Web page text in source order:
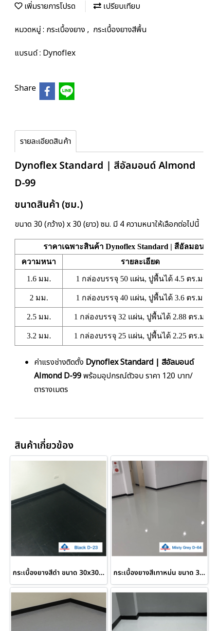
เพิ่มรายการโปรด
เปรียบเทียบ
หมวดหมู่ : กระเบื้องยาง, กระเบื้องยางสีพื้น
แบรนด์ : Dynoflex
Share
รายละเอียดสินค้า
Dynoflex Standard | สีอัลมอนด์ Almond
D-99
ขนาดสินค้า (ซม.)
ขนาด 30 (กว้าง) x 30 (ยาว) ซม. มี 4 ความหนาให้เลือกต่อไปนี้
ราคาเฉพาะสินค้า Dynoflex Standard | สีอัลมอนด์
ความหนา
รายละเอียด
1.6 มม. 1 กล่องบรรจุ 50 แผ่น, ปูพื้นได้ 4.5 ตร.ม.
2 มม. 1 กล่องบรรจุ 40 แผ่น, ปูพื้นได้ 3.6 ตร.ม.
2.5 มม. 1 กล่องบรรจุ 32 แผ่น, ปูพื้นได้ 2.88 ตร.ม.
3.2 มม. 1 กล่องบรรจุ 25 แผ่น, ปูพื้นได้ 2.25 ตร.ม.
ค่าแรงช่างติดตั้ง Dynoflex Standard | สีอัลมอนด์
Almond D-99พร้อมอุปกรณ์ตัวจบ ราคา 120 บาท/
ตารางเมตร
สินค้าเกี่ยวข้อง
กระเบื้องยางสีดำ ขนาด 30x30 ซม. Black D-23 กระเบื้องยางสีเทาหม่น ขนาด 30x30 ซม. Misty Grey D-64